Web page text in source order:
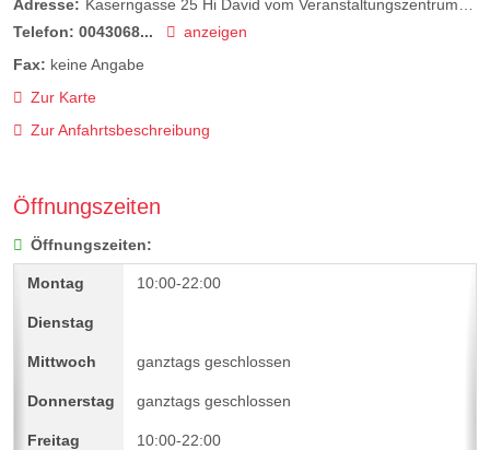
Adresse:
Telefon: 0043068...
anzeigen
Fax: keine Angabe
Zur Karte
Zur Anfahrtsbeschreibung
Öffnungszeiten
Öffnungszeiten:
10:00-22:00
ganztags geschlossen
ganztags geschlossen
10:00-22:00